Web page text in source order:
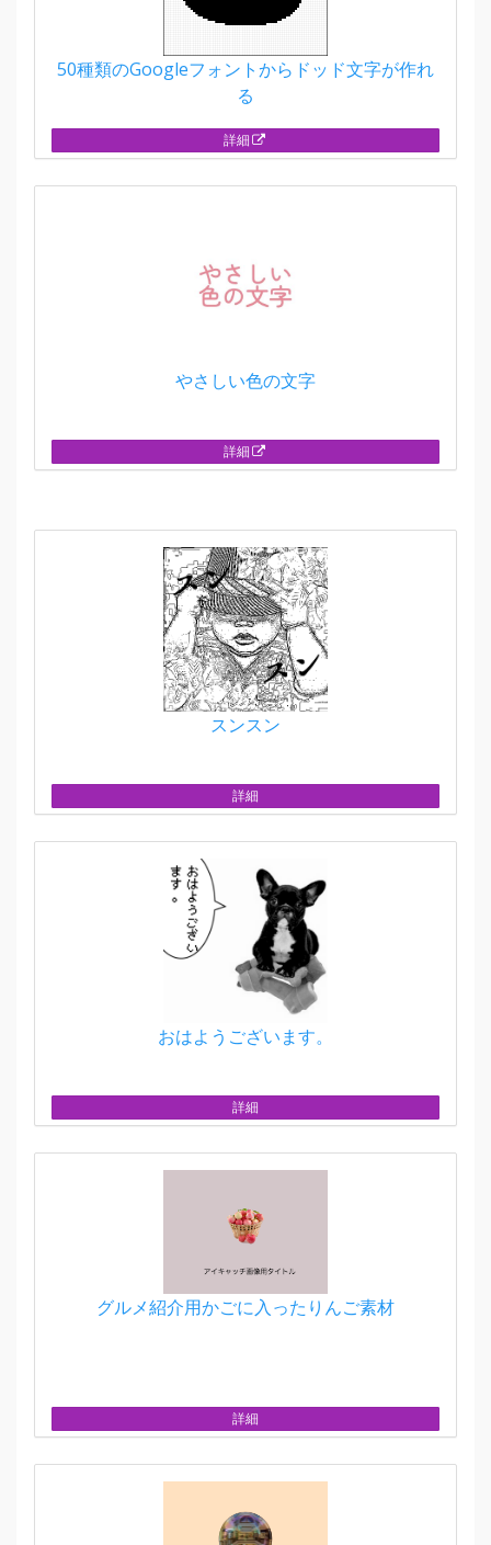
50種類のGoogleフォントからドッド文字が作れ
る
詳細
やさしい色の文字
詳細
スンスン
詳細
おはようございます。
詳細
グルメ紹介用かごに入ったりんご素材
詳細